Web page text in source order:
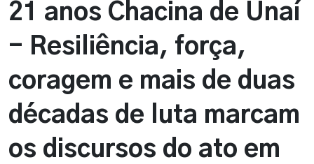
21 anos Chacina de Unaí
- Resiliência, força,
coragem e mais de duas
décadas de luta marcam
os discursos do ato em